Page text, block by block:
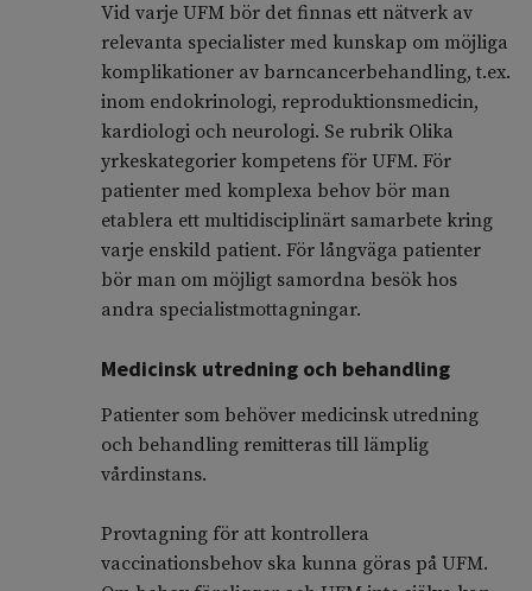
Vid varje UFM bör det finnas ett nätverk av
relevanta specialister med kunskap om möjliga
komplikationer av barncancerbehandling, t.ex.
inom endokrinologi, reproduktionsmedicin,
kardiologi och neurologi. Se rubrik Olika
yrkeskategorier kompetens för UFM. För
patienter med komplexa behov bör man
etablera ett multidisciplinärt samarbete kring
varje enskild patient. För långväga patienter
bör man om möjligt samordna besök hos
andra specialistmottagningar.
Medicinsk utredning och behandling
Patienter som behöver medicinsk utredning
och behandling remitteras till lämplig
vårdinstans.
Provtagning för att kontrollera
vaccinationsbehov ska kunna göras på UFM.